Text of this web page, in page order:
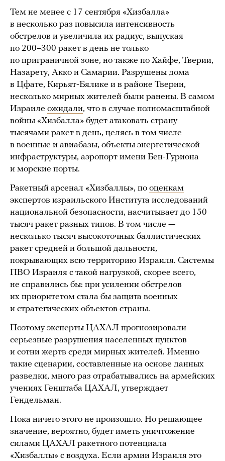
Тем не менее с 17 сентября «Хизбалла»
в несколько раз повысила интенсивность
обстрелов и увеличила их радиус, выпуская
по 200–300 ракет в день не только
по приграничной зоне, но также по Хайфе, Тверии,
Назарету, Акко и Самарии. Разрушены дома
в Цфате, Кирьят-Бялике и в районе Тверии,
несколько мирных жителей были ранены. В самом
Израиле ожидали, что в случае полномасштабной
войны «Хизбалла» будет атаковать страну
тысячами ракет в день, целясь в том числе
в военные и авиабазы, объекты энергетической
инфраструктуры, аэропорт имени Бен-Гуриона
и морские порты.
Ракетный арсенал «Хизбаллы», по оценкам
экспертов израильского Института исследований
национальной безопасности, насчитывает до 150
тысяч ракет разных типов. В том числе —
несколько тысяч высокоточных баллистических
ракет средней и большой дальности,
покрывающих всю территорию Израиля. Системы
ПВО Израиля с такой нагрузкой, скорее всего,
не справились бы: при усилении обстрелов
их приоритетом стала бы защита военных
и стратегических объектов страны.
Поэтому эксперты ЦАХАЛ прогнозировали
серьезные разрушения населенных пунктов
и сотни жертв среди мирных жителей. Именно
такие сценарии, составленные на основе данных
разведки, много раз отрабатывались на армейских
учениях Генштаба ЦАХАЛ, утверждает
Гендельман.
Пока ничего этого не произошло. Но решающее
значение, вероятно, будет иметь уничтожение
силами ЦАХАЛ ракетного потенциала
«Хизбаллы» с воздуха. Если армии Израиля это